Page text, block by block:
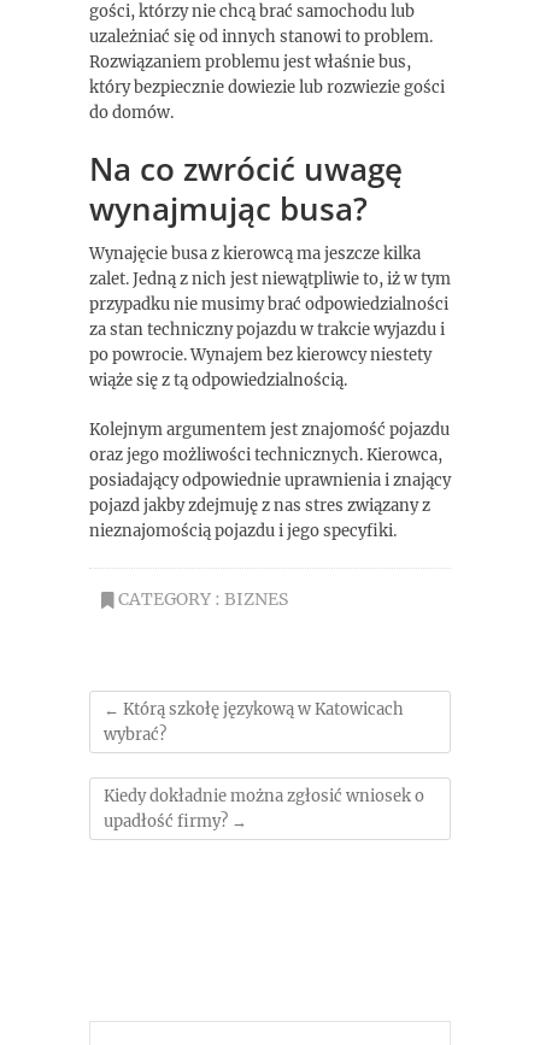
gości, którzy nie chcą brać samochodu lub
uzależniać się od innych stanowi to problem.
Rozwiązaniem problemu jest właśnie bus,
który bezpiecznie dowiezie lub rozwiezie gości
do domów.
Na co zwrócić uwagę
wynajmując busa?
Wynajęcie busa z kierowcą ma jeszcze kilka
zalet. Jedną z nich jest niewątpliwie to, iż w tym
przypadku nie musimy brać odpowiedzialności
za stan techniczny pojazdu w trakcie wyjazdu i
po powrocie. Wynajem bez kierowcy niestety
wiąże się z tą odpowiedzialnością.
Kolejnym argumentem jest znajomość pojazdu
oraz jego możliwości technicznych. Kierowca,
posiadający odpowiednie uprawnienia i znający
pojazd jakby zdejmuję z nas stres związany z
nieznajomością pojazdu i jego specyfiki.
CATEGORY : BIZNES
← Którą szkołę językową w Katowicach
wybrać?
Kiedy dokładnie można zgłosić wniosek o
upadłość firmy? →